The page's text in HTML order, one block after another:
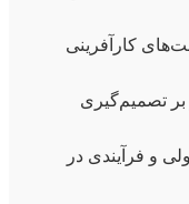
کارآفرینی
تصمیم‌گیری
و فرآیندی در